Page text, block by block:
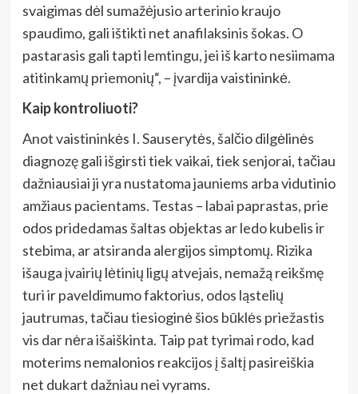
svaigimas dėl sumažėjusio arterinio kraujo
spaudimo, gali ištikti net anafilaksinis šokas. O
pastarasis gali tapti lemtingu, jei iš karto nesiimama
atitinkamų priemonių“, – įvardija vaistininkė.
Kaip kontroliuoti?
Anot vaistininkės I. Sauserytės, šalčio dilgėlinės
diagnozę gali išgirsti tiek vaikai, tiek senjorai, tačiau
dažniausiai ji yra nustatoma jauniems arba vidutinio
amžiaus pacientams. Testas – labai paprastas, prie
odos pridedamas šaltas objektas ar ledo kubelis ir
stebima, ar atsiranda alergijos simptomų. Rizika
išauga įvairių lėtinių ligų atvejais, nemažą reikšmę
turi ir paveldimumo faktorius, odos ląstelių
jautrumas, tačiau tiesioginė šios būklės priežastis
vis dar nėra išaiškinta. Taip pat tyrimai rodo, kad
moterims nemalonios reakcijos į šaltį pasireiškia
net dukart dažniau nei vyrams.